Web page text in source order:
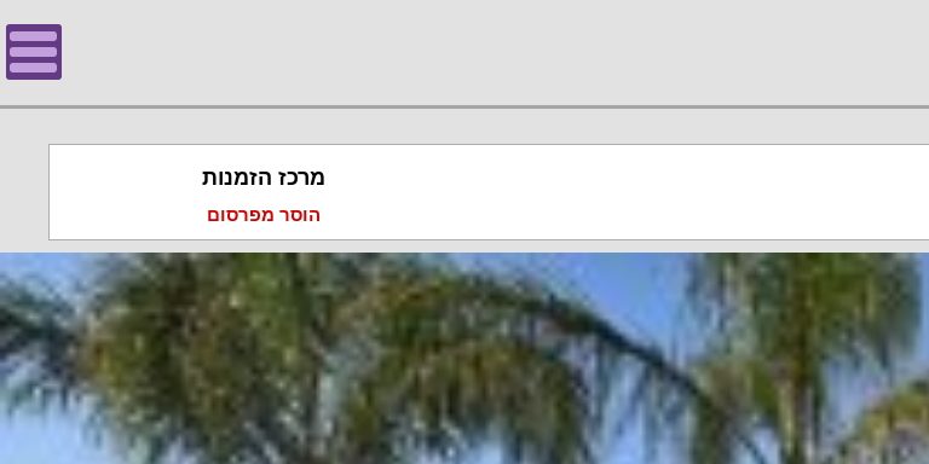
מרכז הזמנות
הוסר מפרסום